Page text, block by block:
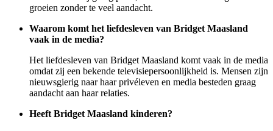
groeien zonder te veel aandacht.
Waarom komt het liefdesleven van Bridget Maasland
vaak in de media?
Het liefdesleven van Bridget Maasland komt vaak in de media
omdat zij een bekende televisiepersoonlijkheid is. Mensen zijn
nieuwsgierig naar haar privéleven en media besteden graag
aandacht aan haar relaties.
Heeft Bridget Maasland kinderen?